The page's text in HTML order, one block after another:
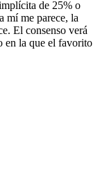
de 25% o
mí me parece, la
El consenso verá
en la que el favorito